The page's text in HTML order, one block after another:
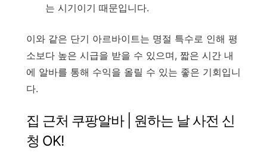
는 시기이기 때문입니다.
이와 같은 단기 아르바이트는 명절 특수로 인해 평
소보다 높은 시급을 받을 수 있으며, 짧은 시간 내
에 알바를 통해 수익을 올릴 수 있는 좋은 기회입니
다.
집 근처 쿠팡알바 | 원하는 날 사전 신
청 OK!